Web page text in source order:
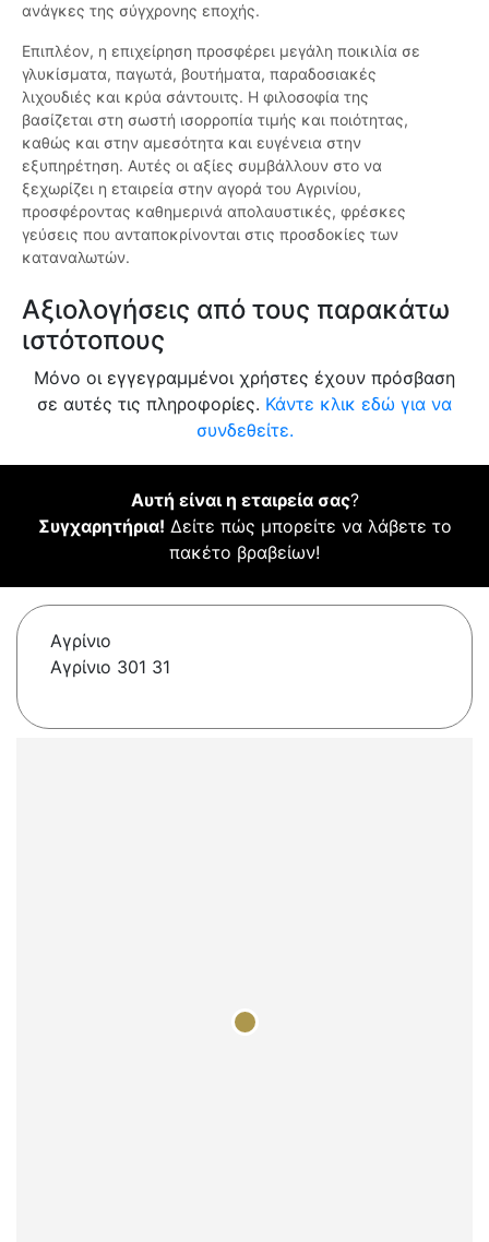
ανάγκες της σύγχρονης εποχής.
Επιπλέον, η επιχείρηση προσφέρει μεγάλη ποικιλία σε
γλυκίσματα, παγωτά, βουτήματα, παραδοσιακές
λιχουδιές και κρύα σάντουιτς. Η φιλοσοφία της
βασίζεται στη σωστή ισορροπία τιμής και ποιότητας,
καθώς και στην αμεσότητα και ευγένεια στην
εξυπηρέτηση. Αυτές οι αξίες συμβάλλουν στο να
ξεχωρίζει η εταιρεία στην αγορά του Αγρινίου,
προσφέροντας καθημερινά απολαυστικές, φρέσκες
γεύσεις που ανταποκρίνονται στις προσδοκίες των
καταναλωτών.
Αξιολογήσεις από τους παρακάτω
ιστότοπους
Μόνο οι εγγεγραμμένοι χρήστες έχουν πρόσβαση
σε αυτές τις πληροφορίες. Κάντε κλικ εδώ για να
συνδεθείτε.
Αυτή είναι η εταιρεία σας?
Συγχαρητήρια! Δείτε πώς μπορείτε να λάβετε το
πακέτο βραβείων!
Αγρίνιο
Αγρίνιο 301 31